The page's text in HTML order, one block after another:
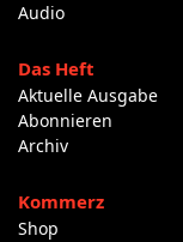
Audio
Das Heft
Aktuelle Ausgabe
Abonnieren
Archiv
Kommerz
Shop